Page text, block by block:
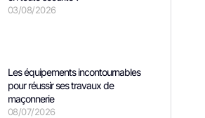
03/08/2026
Les équipements incontournables
pour réussir ses travaux de
maçonnerie
08/07/2026